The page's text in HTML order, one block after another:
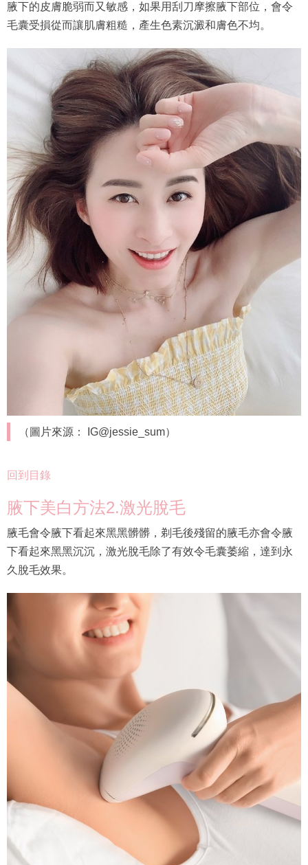
腋下的皮膚脆弱而又敏感，如果用刮刀摩擦腋下部位，會令
毛囊受損從而讓肌膚粗糙，產生色素沉澱和膚色不均。
（圖片來源： IG@jessie_sum）
回到目錄
腋下美白方法2.激光脫毛
腋毛會令腋下看起來黑黑髒髒，剃毛後殘留的腋毛亦會令腋
下看起來黑黑沉沉，激光脫毛除了有效令毛囊萎縮，達到永
久脫毛效果。